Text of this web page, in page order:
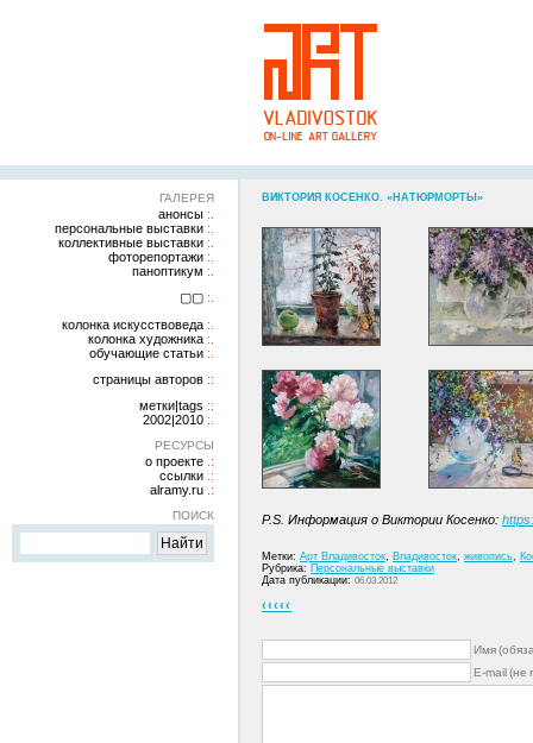
ГАЛЕРЕЯ
анонсы
персональные выставки
коллективные выставки
фоторепортажи
паноптикум
▢▢
колонка искусствоведа
колонка художника
обучающие статьи
страницы авторов
метки|tags
2002|2010
РЕСУРСЫ
о проекте
ссылки
alramy.ru
ПОИСК
ВИКТОРИЯ КОСЕНКО. «НАТЮРМОРТЫ»
P.S. Информация о Виктории Косенко:
Метки: Арт Владивосток, Владивосток, живопись,
Рубрика: Персональные выставки
Дата публикации: 06.03.2012
‹‹‹‹‹
Имя
E-mail (не